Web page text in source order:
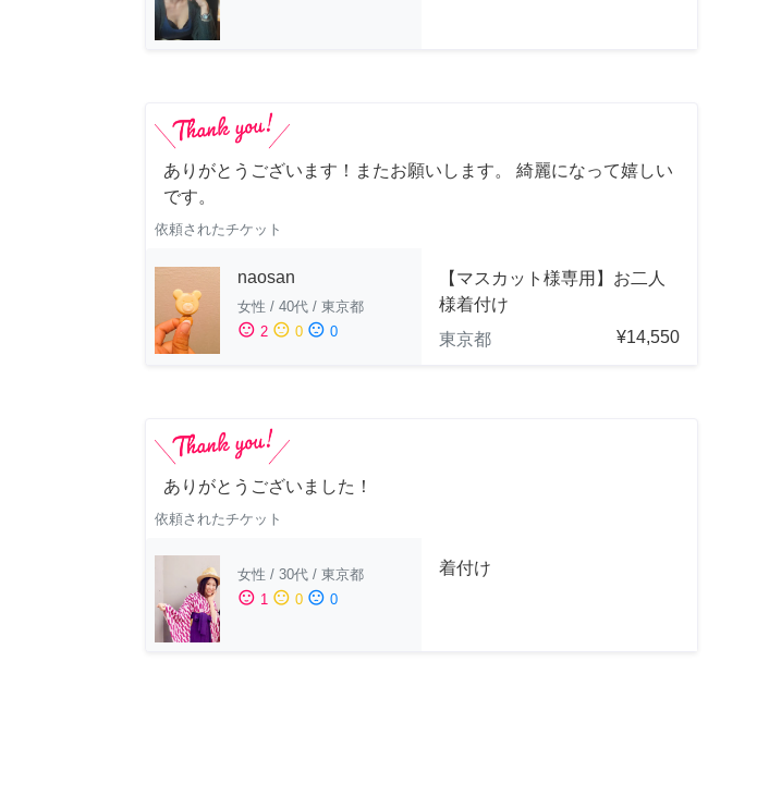
ありがとうございます！またお願いします。 綺麗になって嬉しい
です。
依頼されたチケット
naosan
女性 / 40代 / 東京都
sentiment_satisfied 2 sentiment_neutral 0 sentiment_dissatisfied 0
【マスカット様専用】お二人
様着付け
東京都
¥14,550
ありがとうございました！
依頼されたチケット
女性 / 30代 / 東京都
sentiment_satisfied 1 sentiment_neutral 0 sentiment_dissatisfied 0
着付け